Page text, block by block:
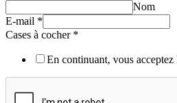
Nom
E-mail *
Cases à cocher *
En continuant, vous